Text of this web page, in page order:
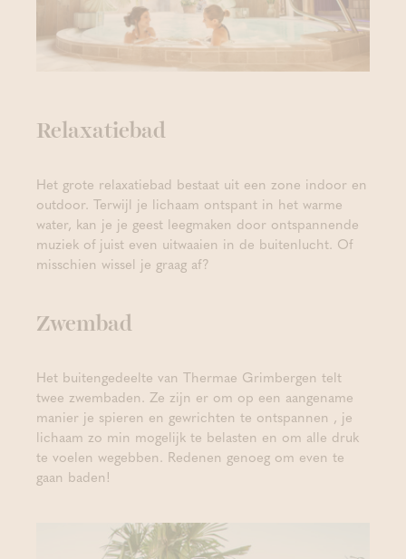
Relaxatiebad
Het grote relaxatiebad bestaat uit een zone indoor en
outdoor. Terwijl je lichaam ontspant in het warme
water, kan je je geest leegmaken door ontspannende
muziek of juist even uitwaaien in de buitenlucht. Of
misschien wissel je graag af?
Zwembad
Het buitengedeelte van Thermae Grimbergen telt
twee zwembaden. Ze zijn er om op een aangename
manier je spieren en gewrichten te ontspannen , je
lichaam zo min mogelijk te belasten en om alle druk
te voelen wegebben. Redenen genoeg om even te
gaan baden!